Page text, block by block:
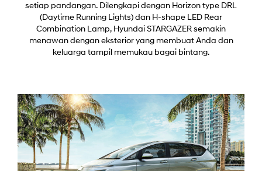
setiap pandangan. Dilengkapi dengan Horizon type DRL
(Daytime Running Lights) dan H-shape LED Rear
Combination Lamp, Hyundai STARGAZER semakin
menawan dengan eksterior yang membuat Anda dan
keluarga tampil memukau bagai bintang.